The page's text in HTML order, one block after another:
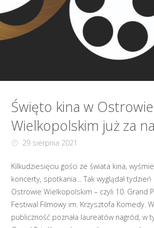
Święto kina w Ostrowie
Wielkopolskim już za
29 sierpnia 2021
Kilkudziesięciu gości ze świata kina,
koncerty, spotkania… Tak wyglądał
Ostrowie Wielkopolskim – czyli 10. Grand
Festiwal Filmowy im. Krzysztofa Komedy.
publiczność poznała laureatów nagród, w